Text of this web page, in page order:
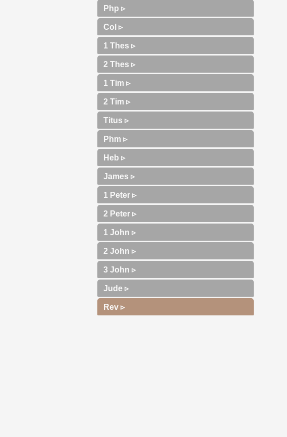
Php ▹
Col ▹
1 Thes ▹
2 Thes ▹
1 Tim ▹
2 Tim ▹
Titus ▹
Phm ▹
Heb ▹
James ▹
1 Peter ▹
2 Peter ▹
1 John ▹
2 John ▹
3 John ▹
Jude ▹
Rev ▹